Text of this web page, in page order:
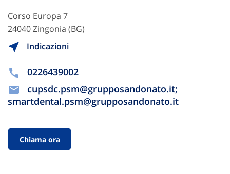
Corso Europa 7
24040 Zingonia (BG)
Indicazioni
0226439002
cupsdc.psm@grupposandonato.it;
smartdental.psm@grupposandonato.it
Chiama ora